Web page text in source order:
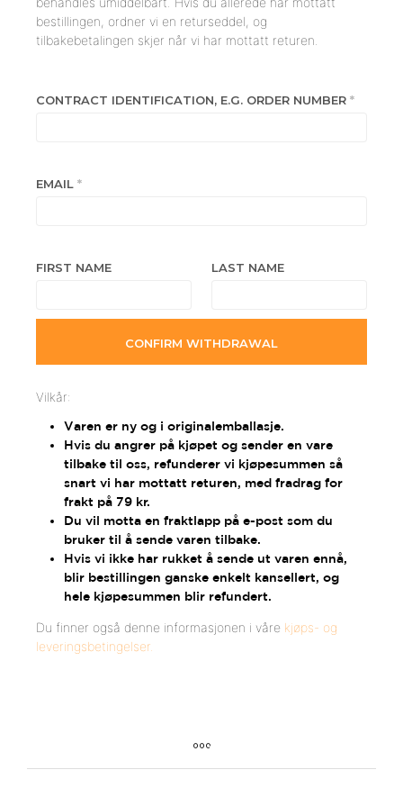
bestillingen, ordner vi en returseddel, og
tilbakebetalingen skjer når vi har mottatt returen.
CONTRACT IDENTIFICATION, E.G. ORDER NUMBER *
EMAIL *
E
R
FIRST NAME LAST NAME
CONFIRM WITHDRAWAL
Vilkår:
Varen er ny og i originalemballasje.
Hvis du angrer på kjøpet og sender en vare
tilbake til oss, refunderer vi kjøpesummen så
snart vi har mottatt returen, med fradrag for
frakt på 79 kr.
Du vil motta en fraktlapp på e-post som du
bruker til å sende varen tilbake.
Hvis vi ikke har rukket å sende ut varen ennå,
blir bestillingen ganske enkelt kansellert, og
hele kjøpesummen blir refundert.
Du finner også denne informasjonen i våre kjøps- og
leveringsbetingelser.